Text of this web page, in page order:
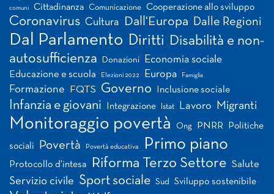
comuni Cittadinanza Comunicazione Cooperazione allo sviluppo
Coronavirus Cultura Dall'Europa Dalle Regioni
Dal Parlamento Diritti Disabilità e non-
autosufficienza
Donazioni Economia sociale
Educazione e scuola Elezioni 2022 Europa Famiglia
Formazione FQTS Governo Inclusione sociale
Infanzia e giovani Integrazione Istat Lavoro Migranti
Monitoraggio povertà Ong PNRR Politiche
sociali Povertà Povertà educativa Primo piano
Protocollo d'intesa Riforma Terzo Settore Salute
Servizio civile Sport sociale Sud Sviluppo sostenibile